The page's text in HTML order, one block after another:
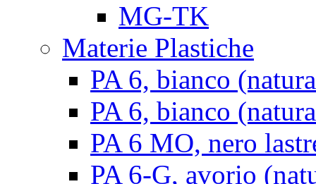
MG-TK
Materie Plastiche
PA 6, bianco
PA 6, bianco
PA 6 MO, nero
PA 6-G, avorio